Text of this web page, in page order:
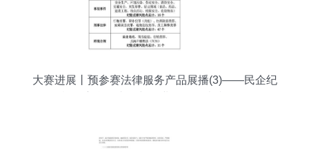
大赛进展丨预参赛法律服务产品展播(3)——民企纪